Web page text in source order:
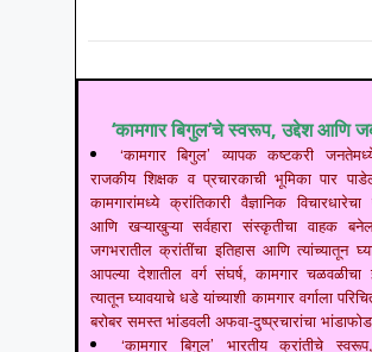
‘कामगार बिगुल’चे स्वरूप, उद्देश आणि
‘कामगार बिगुल’ व्यापक कष्टकरी
राजकीय शिक्षक व प्रचारकाची भूमिका पार
कामगारांमध्ये क्रांतिकारी वैज्ञानिक
आणि खऱ्याखुऱ्या सर्वहारा संस्कृतीचा वाहक
जगभरातील क्रांतींचा इतिहास आणि त्यांच्यातून
आपल्या देशातील वर्ग संघर्ष, कामगार चळवळीचा
त्यातून घ्यावयाचे धडे यांच्याशी कामगार वर्गाला
बरोबर समस्त भांडवली अफवा-दुष्प्रचारांचा
‘कामगार बिगुल’ भारतीय क्रांतीचे